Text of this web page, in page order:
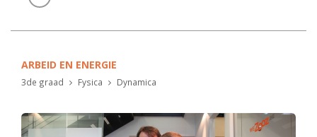
ARBEID EN ENERGIE
3de graad Fysica Dynamica